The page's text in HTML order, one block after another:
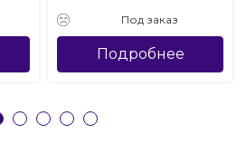
Под заказ
Подробнее